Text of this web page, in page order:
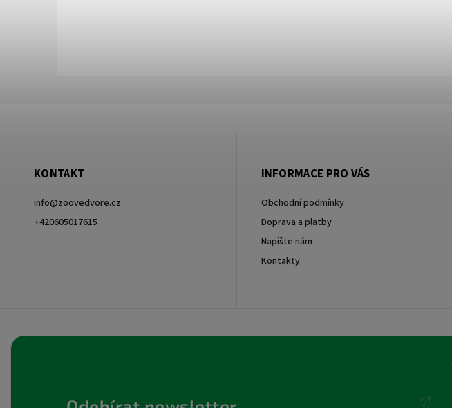
KONTAKT
info@zoovedvore.cz
+420605017615
INFORMACE PRO VÁS
Obchodní podmínky
Doprava a platby
Napište nám
Kontakty